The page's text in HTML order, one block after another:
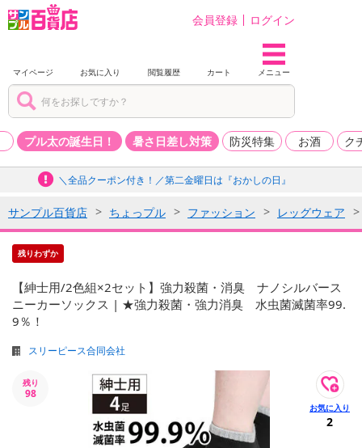
会員登録 ログイン
マイページ お気に入り 閲覧履歴 カート メニュー
プル太の誕生日！ 暑さ日差し対策 防災特集 お酒 ク
＼全品クーポン付き！／第二金曜日は『おかしの日』
サンプル百貨店 ちょっプル ファッション レッグウェア
残りわずか
【紳士用/2色組×2セット】強力殺菌・消臭 ナノシルバース
ニーカーソックス | ★強力殺菌・強力消臭 水虫菌滅菌率99.
9％！
スリーピース合同会社
残り
98
2